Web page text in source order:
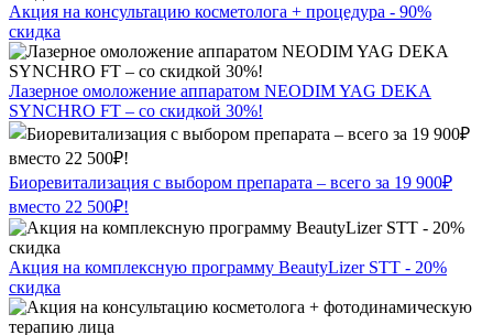
Акция на консультацию косметолога + процедура - 90%
скидка
Лазерное омоложение аппаратом NEODIM YAG DEKA
SYNCHRO FT – со скидкой 30%!
Биоревитализация с выбором препарата – всего за 19 900₽
вместо 22 500₽!
Акция на комплексную программу BeautyLizer STT - 20%
скидка